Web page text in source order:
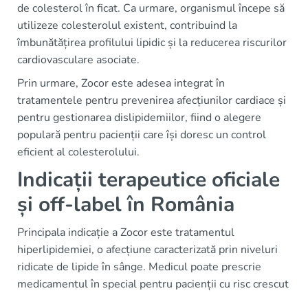
de colesterol în ficat. Ca urmare, organismul începe să
utilizeze colesterolul existent, contribuind la
îmbunătățirea profilului lipidic și la reducerea riscurilor
cardiovasculare asociate.
Prin urmare, Zocor este adesea integrat în
tratamentele pentru prevenirea afecțiunilor cardiace și
pentru gestionarea dislipidemiilor, fiind o alegere
populară pentru pacienții care își doresc un control
eficient al colesterolului.
Indicații terapeutice oficiale
și off-label în România
Principala indicație a Zocor este tratamentul
hiperlipidemiei, o afecțiune caracterizată prin niveluri
ridicate de lipide în sânge. Medicul poate prescrie
medicamentul în special pentru pacienții cu risc crescut